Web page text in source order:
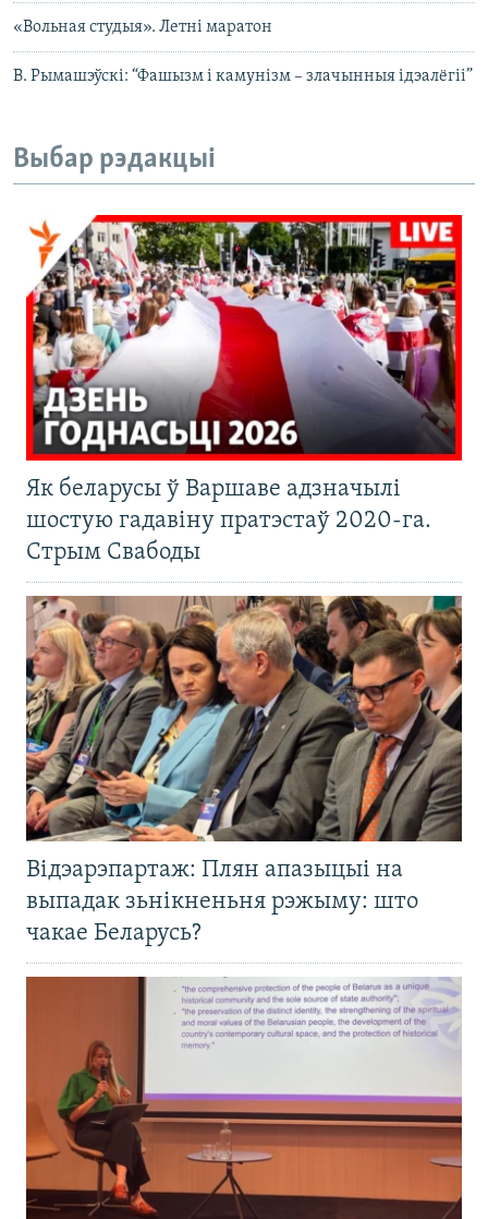
«Вольная студыя». Летні маратон
В. Рымашэўскі: “Фашызм і камунізм – злачынныя ідэалёгіі”
Выбар рэдакцыі
Як беларусы ў Варшаве адзначылі
шостую гадавіну пратэстаў 2020-га.
Стрым Свабоды
Відэарэпартаж: Плян апазыцыі на
выпадак зьнікненьня рэжыму: што
чакае Беларусь?